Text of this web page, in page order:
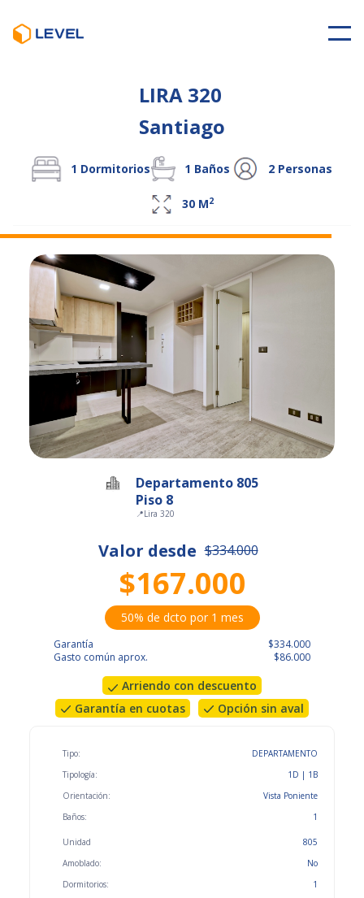
LIRA 320
Santiago
1 Dormitorios 1 Baños 2 Personas
30 M2
Departamento 805
Piso 8
📍Lira 320
Valor desde $334.000
$167.000
50% de dcto por 1 mes
Garantía
Gasto común aprox.
$334.000
$86.000
Arriendo con descuento
Garantía en cuotas
Opción sin aval
Tipo:
Tipología:
Orientación:
Baños:
DEPARTAMENTO
1D | 1B
Vista Poniente
1
Unidad
Amoblado:
Dormitorios:
805
No
1